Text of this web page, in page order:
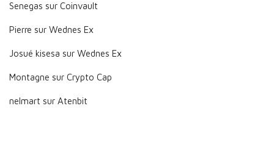
Senegas sur Coinvault
Pierre sur Wednes Ex
Josué kisesa sur Wednes Ex
Montagne sur Crypto Cap
nelmart sur Atenbit